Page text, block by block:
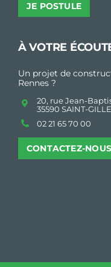
JE POSTULE
À VOTRE
Un projet de
Rennes ?
20, rue Jean-
35590 SAINT-
02 21 65 70 00
CONTACTEZ-NOUS